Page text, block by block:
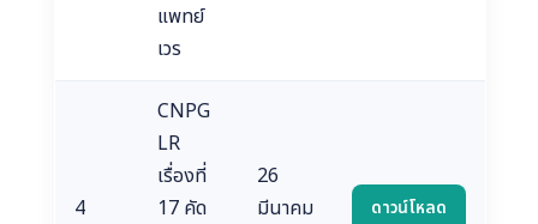
แพทย์
เวร
4
CNPG
LR
เรื่องที่
17 คัด
26
มีนาคม
ดาวน์โหลด